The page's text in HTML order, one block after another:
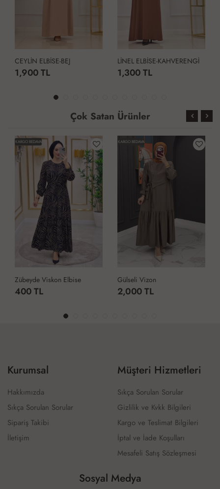
CEYLİN ELBİSE-BEJ
1,900 TL
LİNEL ELBİSE-KAHVERENGİ
1,300 TL
Çok Satan Ürünler
KARGO BEDAVA
Zübeyde Viskon Elbise
400 TL
KARGO BEDAVA
Gülseli Vizon
2,000 TL
Kurumsal
Hakkımızda
Sıkça Sorulan Sorular
Sipariş Takibi
İletişim
Müşteri Hizmetleri
Sıkça Sorulan Sorular
Gizlilik ve Kvkk Bilgileri
Kargo ve Teslimat Bilgileri
İptal ve İade Koşulları
Mesafeli Satış Sözleşmesi
Sosyal Medya